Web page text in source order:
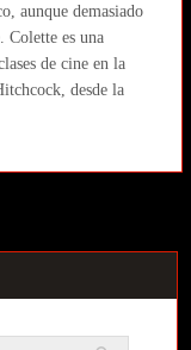
aunque demasiado
Colette es una
de cine en la
desde la